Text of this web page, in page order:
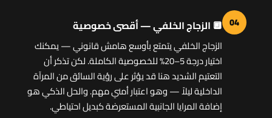
04 🔲 الزجاج الخلفي — أقصى خصوصية
الزجاج الخلفي يتمتع بأوسع هامش قانوني — يمكنك
اختيار درجة 5–20% للخصوصية الكاملة. لكن تذكر أن
التعتيم الشديد هنا قد يؤثر على رؤية السائق من المرآة
الداخلية ليلاً — وهو اعتبار أمني مهم. والحل الذكي هو
إضافة المرايا الجانبية المستعرضة كبديل احتياطي.